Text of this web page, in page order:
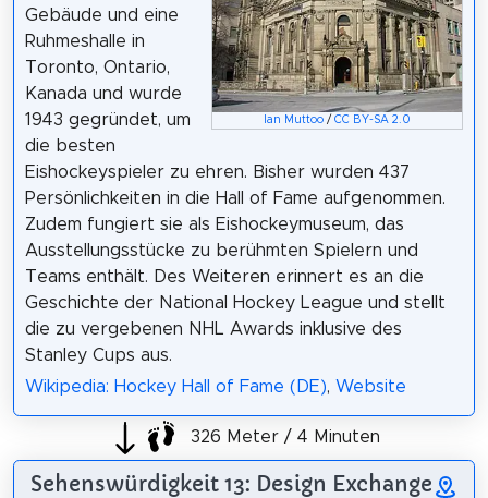
Ian Muttoo /CC BY-SA 2.0
Gebäude und eine
Ruhmeshalle in
Toronto, Ontario,
Kanada und wurde
1943 gegründet, um
die besten
Eishockeyspieler zu ehren. Bisher wurden 437
Persönlichkeiten in die Hall of Fame aufgenommen.
Zudem fungiert sie als Eishockeymuseum, das
Ausstellungsstücke zu berühmten Spielern und
Teams enthält. Des Weiteren erinnert es an die
Geschichte der National Hockey League und stellt
die zu vergebenen NHL Awards inklusive des
Stanley Cups aus.
Wikipedia: Hockey Hall of Fame (DE), Website
326 Meter / 4 Minuten
Sehenswürdigkeit 13: Design Exchange